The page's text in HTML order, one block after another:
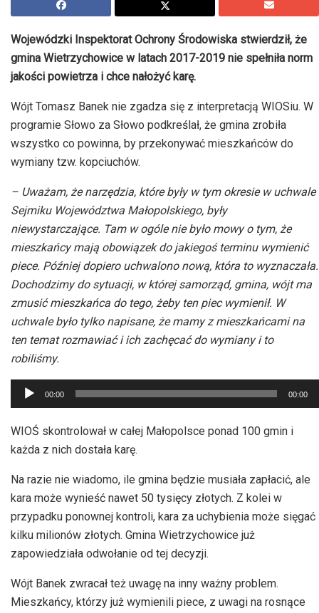
Wojewódzki Inspektorat Ochrony Środowiska stwierdził, że
gmina Wietrzychowice w latach 2017-2019 nie spełniła norm
jakości powietrza i chce nałożyć karę.
Wójt Tomasz Banek nie zgadza się z interpretacją WIOSiu. W
programie Słowo za Słowo podkreślał, że gmina zrobiła
wszystko co powinna, by przekonywać mieszkańców do
wymiany tzw. kopciuchów.
– Uważam, że narzędzia, które były w tym okresie w uchwale
Sejmiku Województwa Małopolskiego, były
niewystarczające. Tam w ogóle nie było mowy o tym, że
mieszkańcy mają obowiązek do jakiegoś terminu wymienić
piece. Później dopiero uchwalono nową, która to wyznaczała.
Dochodzimy do sytuacji, w której samorząd, gmina, wójt ma
zmusić mieszkańca do tego, żeby ten piec wymienił. W
uchwale było tylko napisane, że mamy z mieszkańcami na
ten temat rozmawiać i ich zachęcać do wymiany i to
robiliśmy.
Odtwarzacz
plików
dźwiękowych
00:00 00:00
WIOŚ skontrolował w całej Małopolsce ponad 100 gmin i
każda z nich dostała karę.
Na razie nie wiadomo, ile gmina będzie musiała zapłacić, ale
kara może wynieść nawet 50 tysięcy złotych. Z kolei w
przypadku ponownej kontroli, kara za uchybienia może sięgać
kilku milionów złotych. Gmina Wietrzychowice już
zapowiedziała odwołanie od tej decyzji.
Wójt Banek zwracał też uwagę na inny ważny problem.
Mieszkańcy, którzy już wymienili piece, z uwagi na rosnące